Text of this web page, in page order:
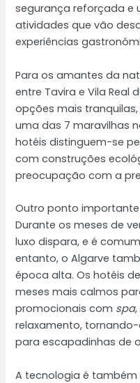
segurança reforçada e
atividades que vão
experiências
Para os amantes da
entre Tavira e Vila Real
opções mais
uma das 7 maravilhas
hotéis distinguem-se
com construções
preocupação com a
Outro ponto
Durante os meses de
luxo dispara, e é
entanto, o Algarve
época alta. Os hotéis
meses mais calmos
promocionais com spa
relaxamento,
para escapadinhas de
A tecnologia é